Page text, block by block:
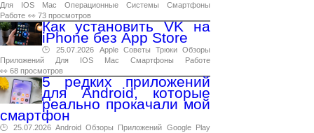
Для
IOS Mac Операционные Системы
Смартфоны
Работе 👀 73 просмотров
Как установить VK на
iPhone без App Store
🕑 25.07.2026 Apple Советы Трюки Обзоры
Приложений
Для IOS Mac Смартфоны
Работе
👀 68 просмотров
5 редких приложений
для Android, которые
реально прокачали мой
смартфон
🕑 25.07.2026 Android Обзоры Приложений Google
Play